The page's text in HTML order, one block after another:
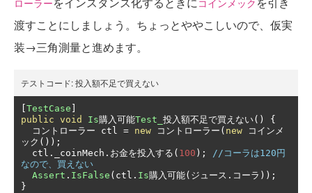
ローラー
コインメック
渡すことにしましょう。ちょっとややこしいので、仮実
装→三角測量と進めます。
テストコード:投入額不足で買えない
TestCase
public void Is購入可能Test_ 投入額不足で買えない()
{
コントローラー ctl = new コントローラー( new
コインメ
ック());
  ctl
. _coinMech .お金を投入する( 100 );
//コーラは120円
なので、買えない
Assert . IsFalse ( ctl . Is購入可能(ジュース.コーラ));
}